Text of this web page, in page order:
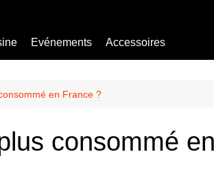
Mocktail
Evénements Accessoires
en France ?
consommé